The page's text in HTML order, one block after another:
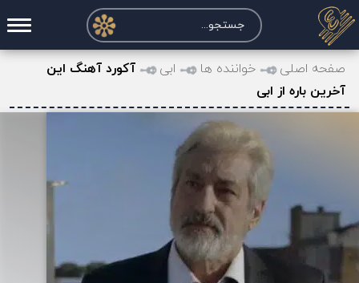
صفحه اصلی
درخواست آکورد
نت و تبلچر
تماس با ما
حساب کاربری
صفحه اصلی خواننده ها ابی
آکورد آهنگ این
آخرین باره از ابی